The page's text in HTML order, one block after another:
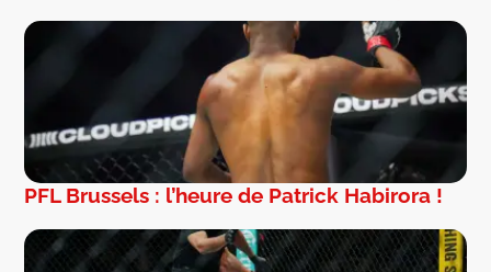
PFL Brussels : l’heure de Patrick Habirora !